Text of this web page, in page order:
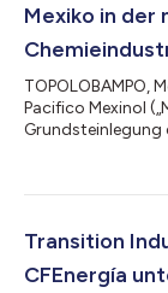
Mexiko in der
TOPOLOBAMPO,
Pacifico Mexinol
Grundsteinlegung
Methanol. Der
Wirtschaftsführer
entwickeln...
Transition
CFEnergía